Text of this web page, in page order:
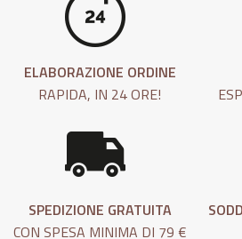
ELABORAZIONE ORDINE
RAPIDA, IN 24 ORE!
SPEDIZIONE GRATUITA
CON SPESA MINIMA DI 79 €